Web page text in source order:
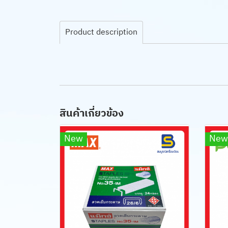
Product description
สินค้าเกี่ยวข้อง
New New